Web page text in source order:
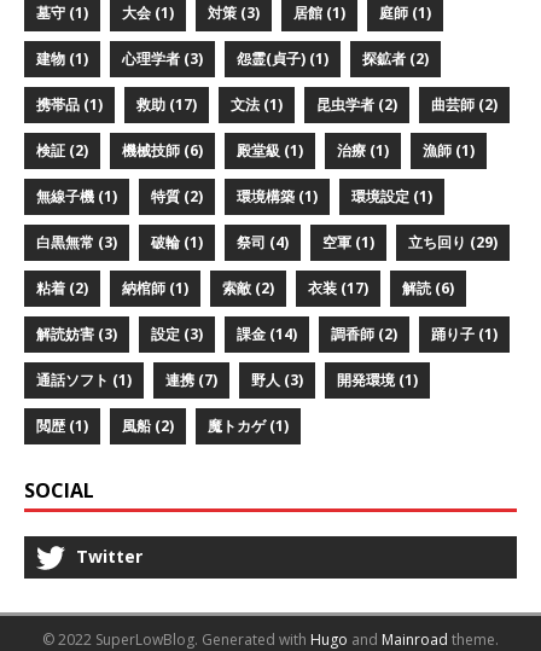
墓守 (1) 大会 (1) 対策 (3) 居館 (1) 庭師 (1)
建物 (1) 心理学者 (3) 怨霊(貞子) (1) 探鉱者 (2)
携帯品 (1) 救助 (17) 文法 (1) 昆虫学者 (2) 曲芸師 (2)
検証 (2) 機械技師 (6) 殿堂級 (1) 治療 (1) 漁師 (1)
無線子機 (1) 特質 (2) 環境構築 (1) 環境設定 (1)
白黒無常 (3) 破輪 (1) 祭司 (4) 空軍 (1) 立ち回り (29)
粘着 (2) 納棺師 (1) 索敵 (2) 衣装 (17) 解読 (6)
解読妨害 (3) 設定 (3) 課金 (14) 調香師 (2) 踊り子 (1)
通話ソフト (1) 連携 (7) 野人 (3) 開発環境 (1)
閲歴 (1) 風船 (2) 魔トカゲ (1)
SOCIAL
Twitter
© 2022 SuperLowBlog. Generated with Hugo and Mainroad theme.